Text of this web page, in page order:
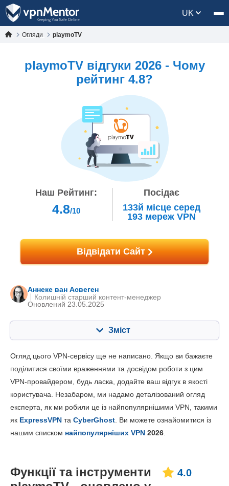
UK
Огляди playmoTV
playmoTV відгуки 2026 - Чому
рейтинг 4.8?
Наш Рейтинг:
4.8/10
Посідає
133й місце серед
193мереж VPN
Відвідати Сайт
Аннеке ван Асвеген
Оновлений 23.05.2025
Колишній старший контент-менеджер
Зміст
Ключові характеристики 4.0
Встановлення та додатки 8.8
Надійність та підтримка 4.0
Огляд цього VPN-сервісу ще не написано. Якщо ви бажаєте
поділитися своїми враженнями та досвідом роботи з цим
VPN-провайдером, будь ласка, додайте ваш відгук в якості
користувача. Незабаром, ми надамо деталізований огляд
експерта, як ми робили це із найпопулярнішими VPN, такими
як ExpressVPN та CyberGhost. Ви можете ознайомитися із
нашим списком найпопулярніших VPN 2026.
Функції та інструменти
4.0